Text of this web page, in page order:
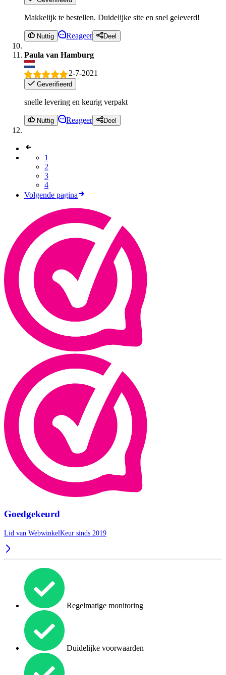
Makkelijk te bestellen. Duidelijke site en snel geleverd!
Nuttig Reageer Deel
Paula van Hamburg
2-7-2021
Geverifieerd
snelle levering en keurig verpakt
Nuttig Reageer Deel
1
2
3
4
Volgende pagina
Goedgekeurd
Lid van WebwinkelKeur sinds 2019
Regelmatige monitoring
Duidelijke voorwaarden